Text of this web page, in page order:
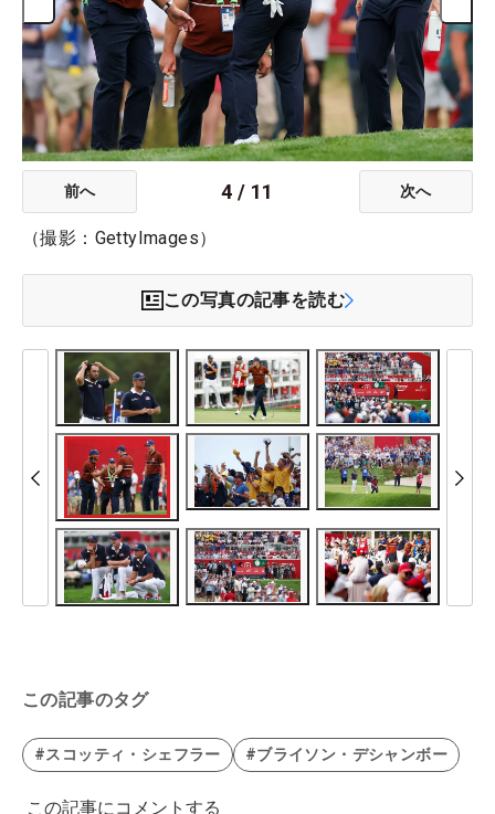
前へ 4 / 11 次へ
（撮影：GettyImages）
この写真の記事を読む
この記事のタグ
#スコッティ・シェフラー #ブライソン・デシャンボー